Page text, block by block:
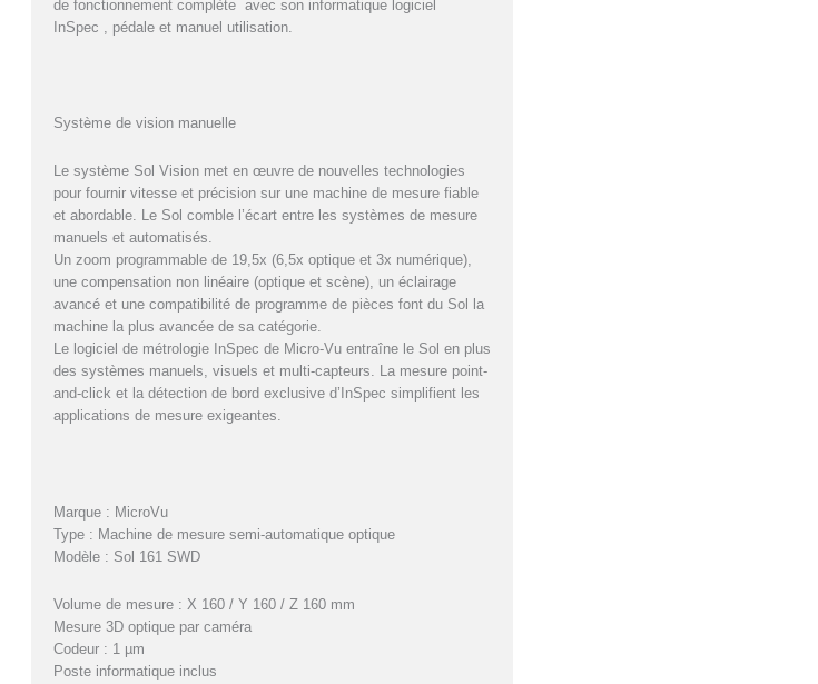
de fonctionnement complète avec son informatique logiciel
InSpec , pédale et manuel utilisation.
Système de vision manuelle
Le système Sol Vision met en œuvre de nouvelles technologies
pour fournir vitesse et précision sur une machine de mesure fiable
et abordable. Le Sol comble l’écart entre les systèmes de mesure
manuels et automatisés.
Un zoom programmable de 19,5x (6,5x optique et 3x numérique),
une compensation non linéaire (optique et scène), un éclairage
avancé et une compatibilité de programme de pièces font du Sol la
machine la plus avancée de sa catégorie.
Le logiciel de métrologie InSpec de Micro-Vu entraîne le Sol en plus
des systèmes manuels, visuels et multi-capteurs. La mesure point-
and-click et la détection de bord exclusive d’InSpec simplifient les
applications de mesure exigeantes.
Marque : MicroVu
Type : Machine de mesure semi-automatique optique
Modèle : Sol 161 SWD
Volume de mesure : X 160 / Y 160 / Z 160 mm
Mesure 3D optique par caméra
Codeur : 1 µm
Poste informatique inclus